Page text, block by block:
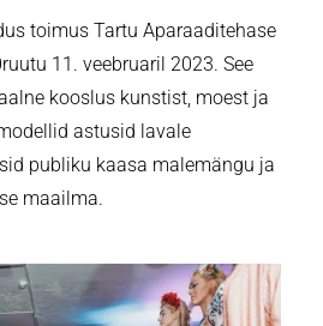
toimus Tartu Aparaaditehase
11. veebruaril 2023. See
kooslus kunstist, moest ja
astusid lavale
publiku kaasa malemängu ja
maailma.